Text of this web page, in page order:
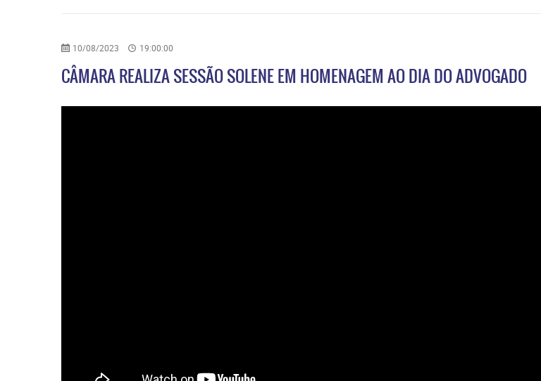
10/08/2023 19:00:00
CÂMARA REALIZA SESSÃO SOLENE EM HOMENAGEM AO DIA DO ADVOGADO